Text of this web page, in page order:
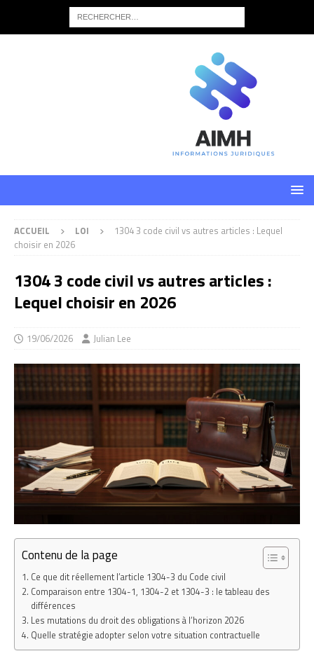
ACCUEIL LOI
1304 3 code civil vs autres articles : Lequel
choisir en 2026
1304 3 code civil vs autres articles :
Lequel choisir en 2026
19/06/2026 Julian Lee
Contenu de la page
Ce que dit réellement l’article 1304-3 du Code civil
Comparaison entre 1304-1, 1304-2 et 1304-3 : le tableau des
différences
Les mutations du droit des obligations à l’horizon 2026
Quelle stratégie adopter selon votre situation contractuelle